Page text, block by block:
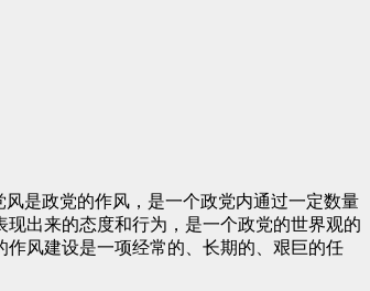
是政党的作风，是一个政党内通过一定数量
出来的态度和行为，是一个政党的世界观的
风建设是一项经常的、长期的、艰巨的任